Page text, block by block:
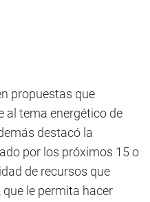
propuestas que
tema energético de
destacó la
por los próximos 15 o
de recursos que
le permita hacer